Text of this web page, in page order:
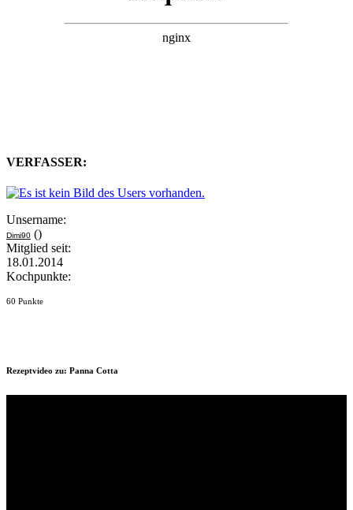
VERFASSER:
Unsername:
Dimi90 ()
Mitglied seit:
18.01.2014
Kochpunkte:
60 Punkte
Rezeptvideo zu: Panna Cotta